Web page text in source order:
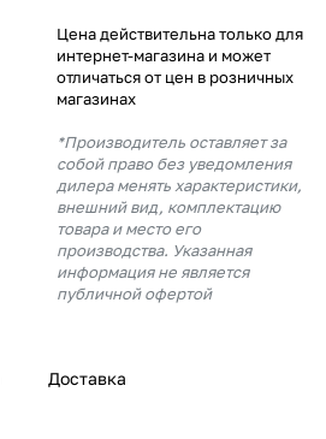
Цена действительна только для
интернет-магазина и может
отличаться от цен в розничных
магазинах
*Производитель оставляет за
собой право без уведомления
дилера менять характеристики,
внешний вид, комплектацию
товара и место его
производства. Указанная
информация не является
публичной офертой
Доставка
% будут
с вашей карты